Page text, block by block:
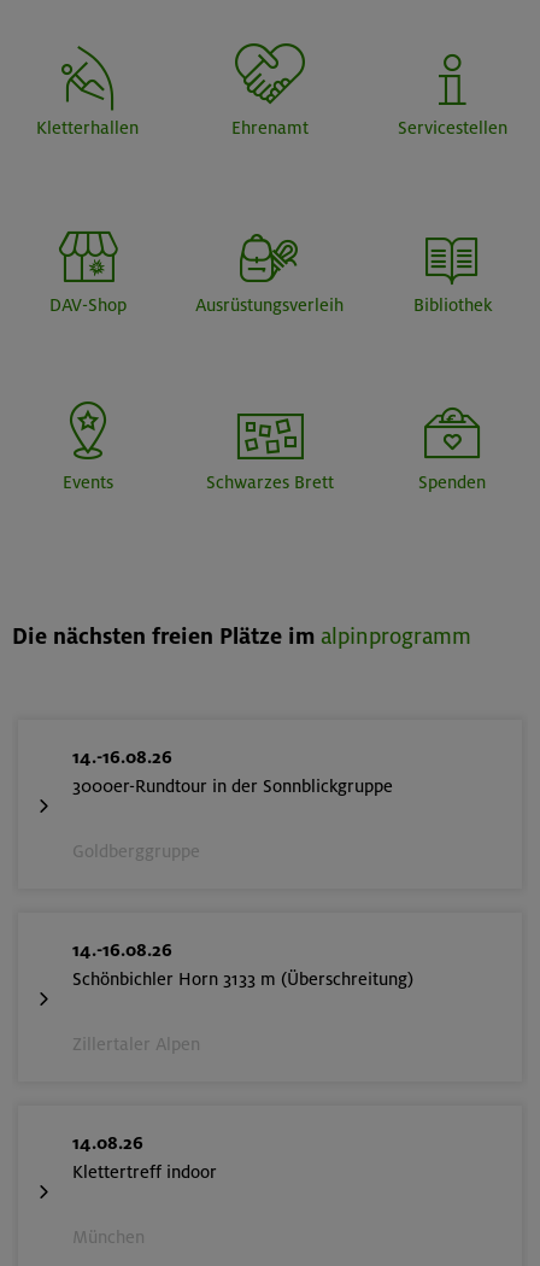
Kletterhallen Ehrenamt Servicestellen
DAV-Shop Ausrüstungsverleih Bibliothek
Events Schwarzes Brett Spenden
Die nächsten freien Plätze im alpinprogramm
14.-16.08.26
3000er-Rundtour in der Sonnblickgruppe
Goldberggruppe
14.-16.08.26
Schönbichler Horn 3133 m (Überschreitung)
Zillertaler Alpen
14.08.26
Klettertreff indoor
München